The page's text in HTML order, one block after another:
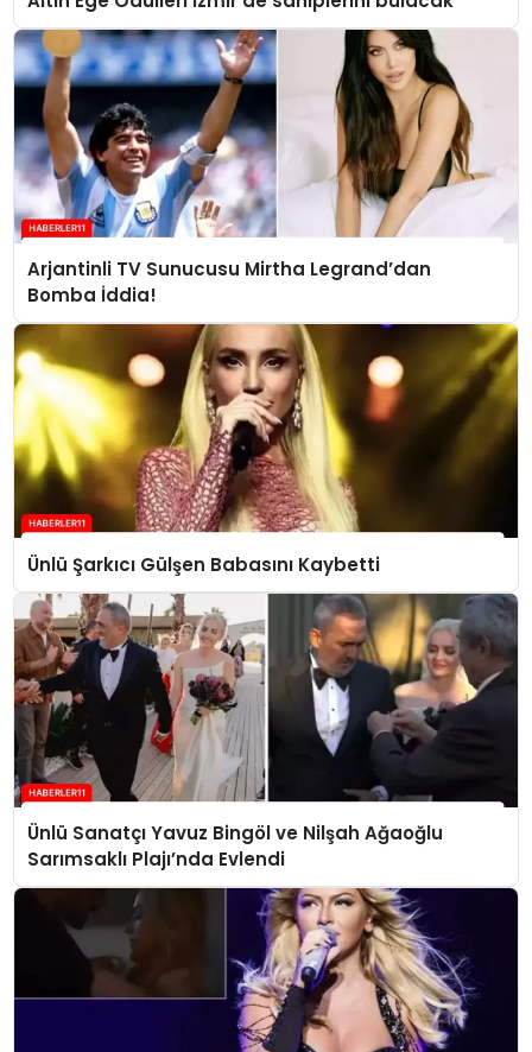
Arjantinli TV Sunucusu Mirtha Legrand’dan
Bomba İddia!
Ünlü Şarkıcı Gülşen Babasını Kaybetti
Ünlü Sanatçı Yavuz Bingöl ve Nilşah Ağaoğlu
Sarımsaklı Plajı’nda Evlendi